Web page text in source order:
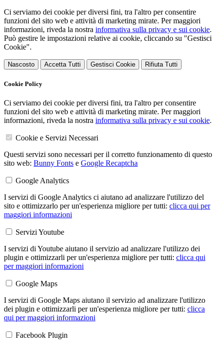
Ci serviamo dei cookie per diversi fini, tra l'altro per consentire
funzioni del sito web e attività di marketing mirate. Per maggiori
informazioni, riveda la nostra informativa sulla privacy e sui cookie.
Può gestire le impostazioni relative ai cookie, cliccando su "Gestisci
Cookie".
Nascosto Accetta Tutti Gestisci Cookie Rifiuta Tutti
Cookie Policy
Ci serviamo dei cookie per diversi fini, tra l'altro per consentire
funzioni del sito web e attività di marketing mirate. Per maggiori
informazioni, riveda la nostra informativa sulla privacy e sui cookie.
Cookie e Servizi Necessari
Questi servizi sono necessari per il corretto funzionamento di questo
sito web: Bunny Fonts e Google Recaptcha
Google Analytics
I servizi di Google Analytics ci aiutano ad analizzare l'utilizzo del
sito e ottimizzarlo per un'esperienza migliore per tutti: clicca qui per
maggiori informazioni
Servizi Youtube
I servizi di Youtube aiutano il servizio ad analizzare l'utilizzo dei
plugin e ottimizzarli per un'esperienza migliore per tutti: clicca qui
per maggiori informazioni
Google Maps
I servizi di Google Maps aiutano il servizio ad analizzare l'utilizzo
dei plugin e ottimizzarli per un'esperienza migliore per tutti: clicca
qui per maggiori informazioni
Facebook Plugin